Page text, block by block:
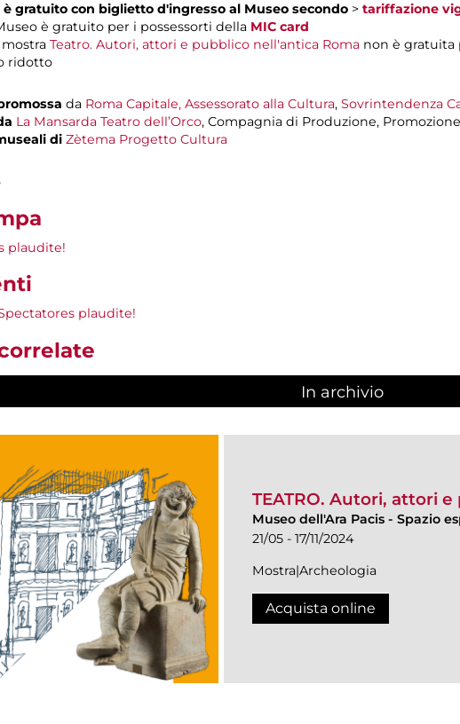
è gratuito con biglietto d'ingresso al Museo secondo > tariffazione
è gratuito per i possessorti della MIC card
mostra Teatro. Autori, attori e pubblico nell'antica Roma non è gratuita
ridotto
da Roma Capitale, Assessorato alla Cultura, Sovrintendenza
La Mansarda Teatro dell’Orco, Compagnia di Produzione,
di Zètema Progetto Cultura
plaudite!
plaudite!
In archivio
TEATRO. Autori, attori
Museo dell'Ara Pacis - Spazio
21/05 - 17/11/2024
Mostra|Archeologia
Acquista online